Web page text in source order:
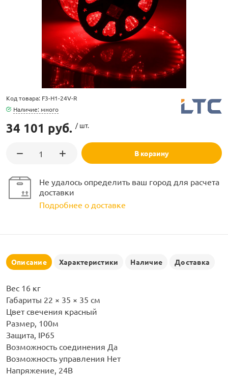
Код товара: F3-H1-24V-R
Наличие: много
34 101 руб. / шт.
В корзину
Не удалось определить ваш город для расчета
доставки
Подробнее о доставке
Описание Характеристики Наличие Доставка
Вес 16 кг
Габариты 22 × 35 × 35 см
Цвет свечения красный
Размер, 100м
Защита, IP65
Возможность соединения Да
Возможность управления Нет
Напряжение, 24В